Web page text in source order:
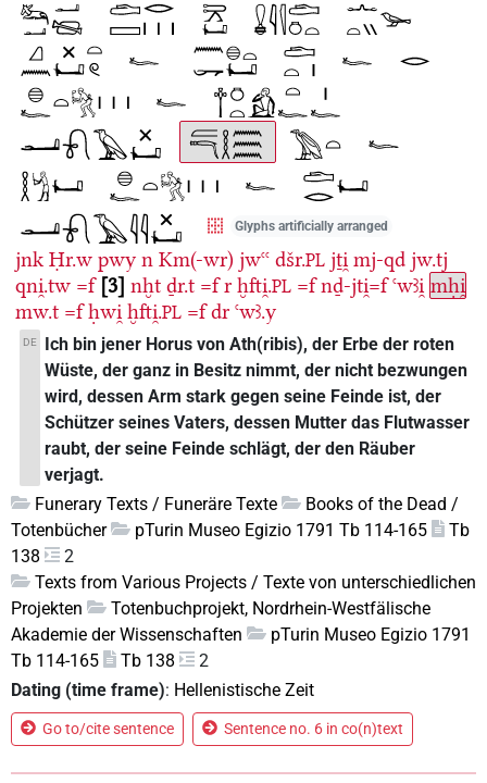
Glyphs artificially arranged
jnk Ḥr.w pwy n Km(-wr) jwꜥꜥ dšr.PL jṯi̯ mj-qd jw.tj
qni̯.tw =f 3 nḫt ḏr.t =f r ḫfti̯.PL =f nḏ-jti̯=f ꜥwꜣi̯ mḥi̯
mw.t =f ḥwi̯ ḫfti̯.PL =f dr ꜥwꜣ.y
DE
Ich bin jener Horus von Ath(ribis), der Erbe der roten
Wüste, der ganz in Besitz nimmt, der nicht bezwungen
wird, dessen Arm stark gegen seine Feinde ist, der
Schützer seines Vaters, dessen Mutter das Flutwasser
raubt, der seine Feinde schlägt, der den Räuber
verjagt.
Funerary Texts / Funeräre Texte
Books of the Dead /
Totenbücher
pTurin Museo Egizio 1791 Tb 114-165
Tb
138
2
Texts from Various Projects / Texte von unterschiedlichen
Projekten
Totenbuchprojekt, Nordrhein-Westfälische
Akademie der Wissenschaften
pTurin Museo Egizio 1791
Tb 114-165
Tb 138
2
Dating (time frame): Hellenistische Zeit
Go to/cite sentence Sentence no. 6 in co(n)text